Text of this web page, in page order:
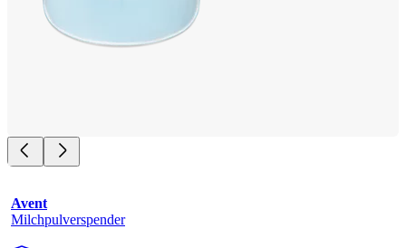
Avent
Milchpulverspender